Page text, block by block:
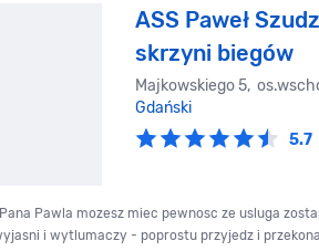
ASS Paweł
skrzyni biegów
Majkowskiego 5,
Gdański
5.7
Pawla mozesz miec pewnosc ze usluga
i wytlumaczy - poprostu przyjedz i